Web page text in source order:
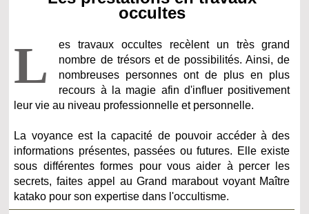
occultes
L
es travaux occultes recèlent un très grand
nombre de trésors et de possibilités. Ainsi, de
nombreuses personnes ont de plus en plus
recours à la magie afin d'influer positivement
leur vie au niveau professionnelle et personnelle.
La voyance est la capacité de pouvoir accéder à des
informations présentes, passées ou futures. Elle existe
sous différentes formes pour vous aider à percer les
secrets, faites appel au Grand marabout voyant Maître
katako pour son expertise dans l'occultisme.